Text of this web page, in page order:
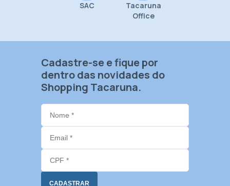
SAC
Tacaruna
Office
Cadastre-se e fique por
dentro das novidades do
Shopping Tacaruna.